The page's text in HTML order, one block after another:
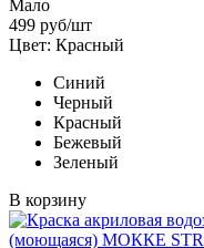
Мало
499 руб/шт
Цвет: Красный
Синий
Черный
Красный
Бежевый
Зеленый
В корзину